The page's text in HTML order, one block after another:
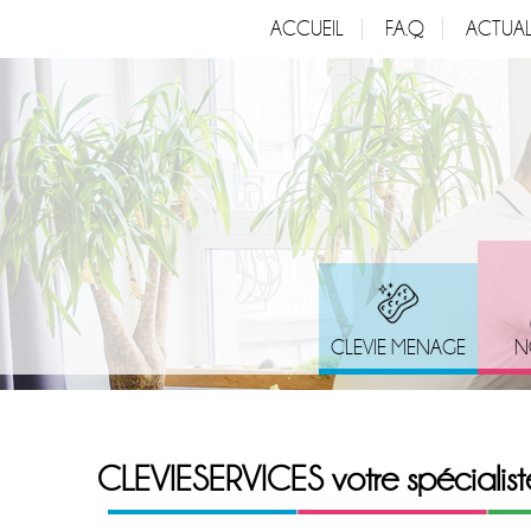
ACCUEIL F.A.Q
CLEVIE MENAGE
CLEVIESERVICES votre